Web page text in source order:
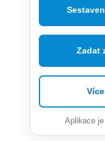
Zadat
Aplikace je